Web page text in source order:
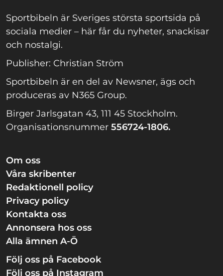
Sportbibeln är Sveriges största sportsida på
sociala medier – här får du nyheter, snackisar
och nostalgi.
Publisher: Christian Ström
Sportbibeln är en del av Newsner, ägs och
produceras av N365 Group.
Birger Jarlsgatan 43, 111 45 Stockholm.
Organisationsnummer 556724-1806.
Om oss
Våra skribenter
Redaktionell policy
Privacy policy
Kontakta oss
Annonsera hos oss
Alla ämnen A-Ö
Följ oss på Facebook
Följ oss på Instagram